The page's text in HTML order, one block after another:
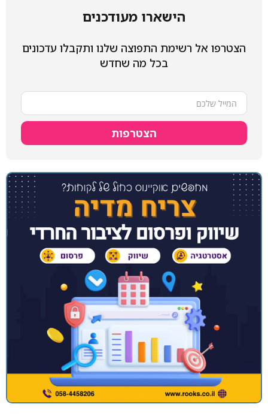
הישארו מעודכנים
הצטרפו אל רשימת התפוצה שלנו ותקבלו עדכונים
בכל מה שחדש
הצטרפות